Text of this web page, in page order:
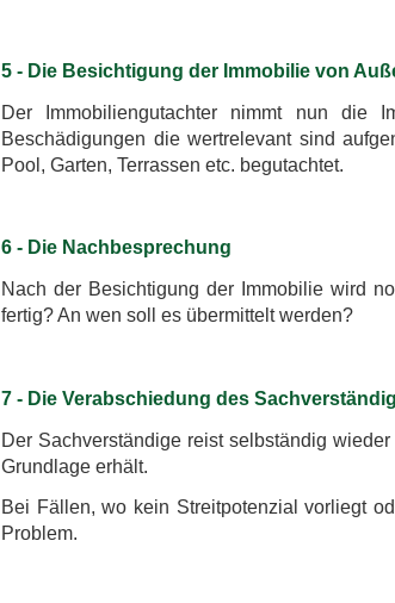
5 - Die Besichtigung der Immobilie von
Der Immobiliengutachter nimmt nun die
Beschädigungen die wertrelevant sind
Pool, Garten, Terrassen etc. begutachtet.
6 - Die Nachbesprechung
Nach der Besichtigung der Immobilie wird
fertig? An wen soll es übermittelt werden?
7 - Die Verabschiedung des
Der Sachverständige reist selbständig
Grundlage erhält.
Bei Fällen, wo kein Streitpotenzial vorliegt
Problem.